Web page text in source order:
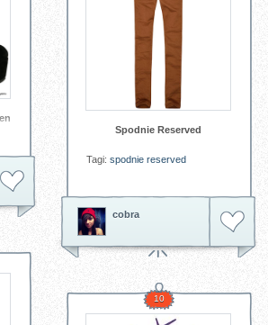
35959/Buty-
Spodnie Reserved
Tagi: spodnie reserved
cobra
10